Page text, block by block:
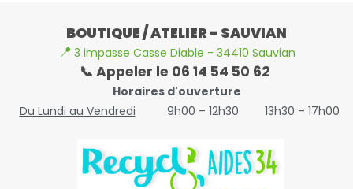
BOUTIQUE / ATELIER - SAUVIAN
📍 3 impasse Casse Diable - 34410 Sauvian
📞 Appeler le 06 14 54 50 62
Horaires d'ouverture
Du Lundi au Vendredi
9h00 – 12h30 13h30 – 17h00